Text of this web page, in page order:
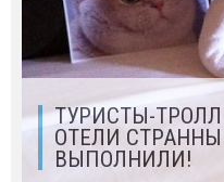
ТУРИСТЫ-
ОТЕЛИ
ВЫПОЛНИЛИ!